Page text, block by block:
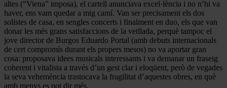
altes (“Viena” imposa), el cartell anunciava excel·lència i no n’hi va
haver, ens vam quedar a mig camí. Van ser precisament els dos
solistes de casa, en sengles concerts i finalment en duo, els que van
donar les més grans satisfaccions de la vetllada, perquè tampoc el
jove director de Burgos Eduardo Portal (amb debuts internacionals
de cert compromís durant els propers mesos) no va aportar gran
cosa: proposava idees musicals interessants i va demanar un fraseig
coherent i vitalista a través d’un gest clar i eloqüent, però de vegades
la seva vehemència trastocava la fragilitat d’aquestes obres, en què
amb menys es pot dir més.